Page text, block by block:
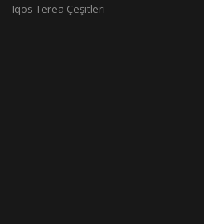
Iqos Terea Çeşitleri